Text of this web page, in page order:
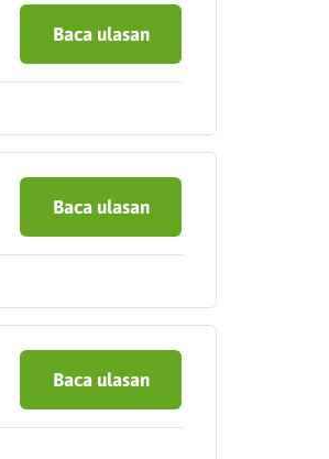
Baca ulasan
Baca ulasan
Baca ulasan